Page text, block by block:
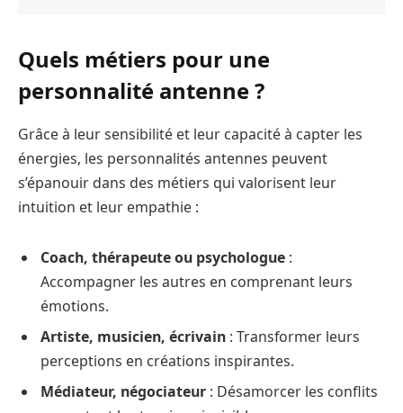
Quels métiers pour une
personnalité antenne ?
Grâce à leur sensibilité et leur capacité à capter les
énergies, les personnalités antennes peuvent
s’épanouir dans des métiers qui valorisent leur
intuition et leur empathie :
Coach, thérapeute ou psychologue :
Accompagner les autres en comprenant leurs
émotions.
Artiste, musicien, écrivain : Transformer leurs
perceptions en créations inspirantes.
Médiateur, négociateur : Désamorcer les conflits